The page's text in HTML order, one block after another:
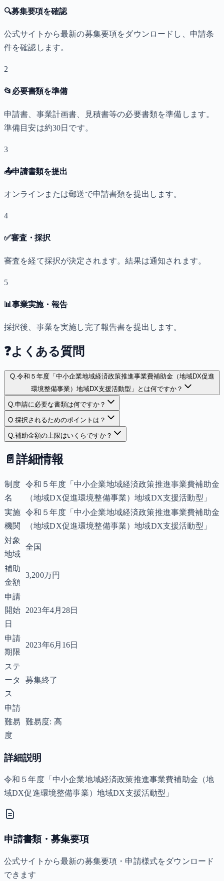
🔍募集要項を確認
公式サイトから最新の募集要項をダウンロードし、申請条
件を確認します。
2
📂 必要書類を準備
申請書、事業計画書、見積書等の必要書類を準備します。
準備目安は約30日です。
3
📤申請書類を提出
オンラインまたは郵送で申請書類を提出します。
4
✅審査・採択
審査を経て採択が決定されます。結果は通知されます。
5
📊事業実施・報告
採択後、事業を実施し完了報告書を提出します。
❓よくある質問
Q.令和５年度「中小企業地域経済政策推進事業費補助金（地域DX促進
環境整備事業）地域DX支援活動型」とは何ですか？
Q.申請に必要な書類は何ですか？
Q.採択されるためのポイントは？
Q.補助金額の上限はいくらですか？
📄 詳細情報
制度
名
令和５年度「中小企業地域経済政策推進事業費補助金
（地域DX促進環境整備事業）地域DX支援活動型」
実施
機関
令和５年度「中小企業地域経済政策推進事業費補助金
（地域DX促進環境整備事業）地域DX支援活動型」
対象
地域
全国
補助
金額
3,200万円
申請
開始
日
2023年4月28日
申請
期限
2023年6月16日
ステ
ータ
ス
募集終了
申請
難易
度
難易度: 高
詳細説明
令和５年度「中小企業地域経済政策推進事業費補助金（地
域DX促進環境整備事業）地域DX支援活動型」
申請書類・募集要項
公式サイトから最新の募集要項・申請様式をダウンロード
できます